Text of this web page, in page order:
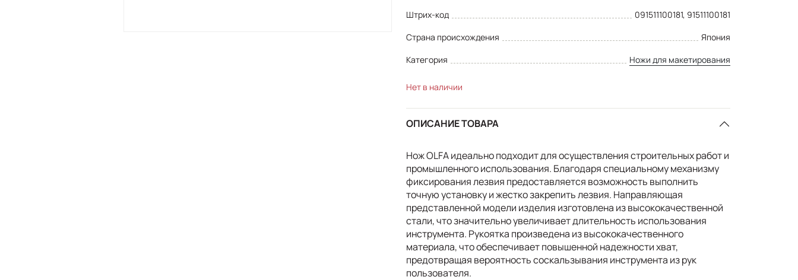
Штрих-код
091511100181, 91511100181
Страна происхождения
Япония
Категория
Ножи для макетирования
Нет в наличии
ОПИСАНИЕ ТОВАРА
Нож OLFA идеально подходит для осуществления строительных работ и
промышленного использования. Благодаря специальному механизму
фиксирования лезвия предоставляется возможность выполнить
точную установку и жестко закрепить лезвия. Направляющая
представленной модели изделия изготовлена из высококачественной
стали, что значительно увеличивает длительность использования
инструмента. Рукоятка произведена из высококачественного
материала, что обеспечивает повышенной надежности хват,
предотвращая вероятность соскальзывания инструмента из рук
пользователя.